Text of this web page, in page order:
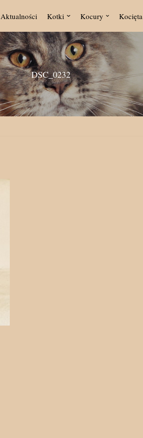
Aktualności Kotki Kocury Kocięta
DSC_0232